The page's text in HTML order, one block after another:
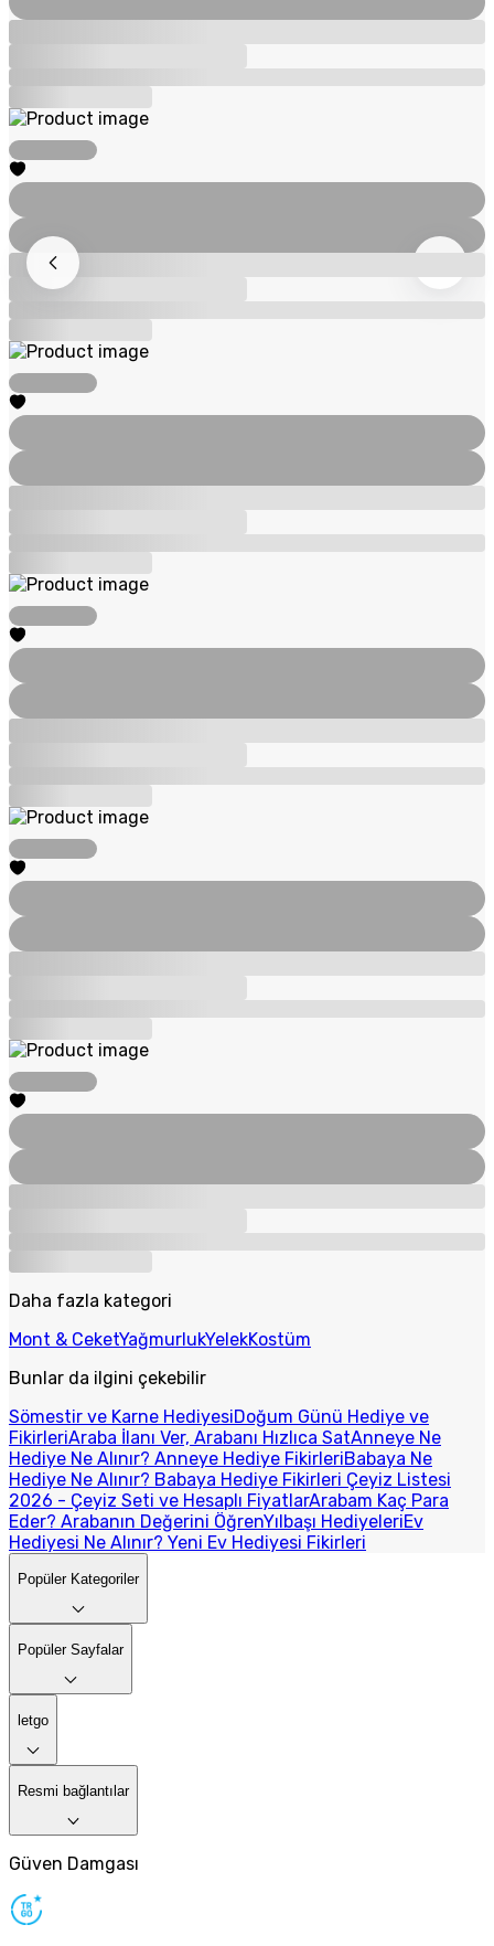
Daha fazla kategori
Mont & CeketYağmurlukYelekKostüm
Bunlar da ilgini çekebilir
Sömestir ve Karne HediyesiDoğum Günü Hediye ve
FikirleriAraba İlanı Ver, Arabanı Hızlıca SatAnneye Ne
Hediye Ne Alınır? Anneye Hediye FikirleriBabaya Ne
Hediye Ne Alınır? Babaya Hediye Fikirleri Çeyiz Listesi
2026 - Çeyiz Seti ve Hesaplı FiyatlarArabam Kaç Para
Eder? Arabanın Değerini ÖğrenYılbaşı HediyeleriEv
Hediyesi Ne Alınır? Yeni Ev Hediyesi Fikirleri
Popüler Kategoriler
Popüler Sayfalar
letgo
Resmi bağlantılar
Güven Damgası